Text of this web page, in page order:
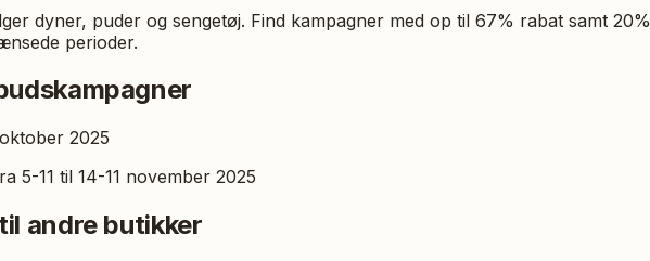
dyner, puder og sengetøj. Find kampagner med op til 67% rabat samt 20%
perioder.
2025
5-11 til 14-11 november 2025
andre butikker